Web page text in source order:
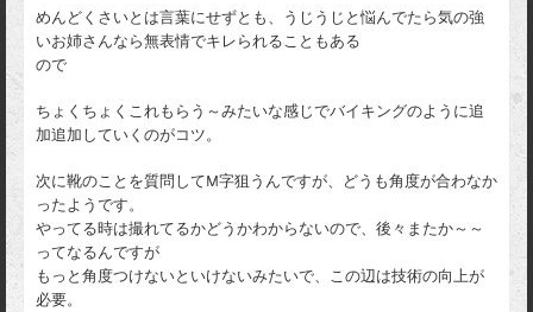
めんどくさいとは言葉にせずとも、うじうじと悩んでたら気の強
いお姉さんなら無表情でキレられることもある
ので
ちょくちょくこれもらう～みたいな感じでバイキングのように追
加追加していくのがコツ。
次に靴のことを質問してM字狙うんですが、どうも角度が合わなか
ったようです。
やってる時は撮れてるかどうかわからないので、後々またか～～
ってなるんですが
もっと角度つけないといけないみたいで、この辺は技術の向上が
必要。